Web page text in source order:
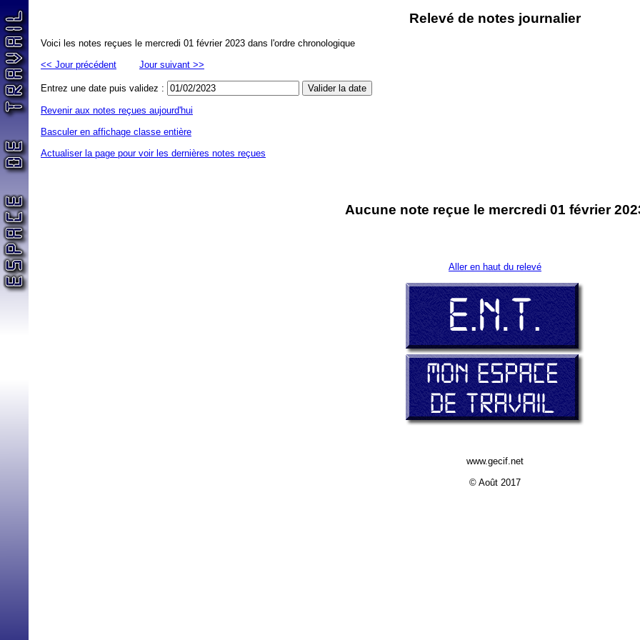
Relevé de notes journalier
Voici les notes reçues le mercredi 01 février 2023 dans l'ordre chronologique
<< Jour précédent
Jour suivant >>
Entrez une date puis validez :
Revenir aux notes reçues aujourd'hui
Basculer en affichage classe entière
Actualiser la page pour voir les dernières notes reçues
Aucune note reçue le mercredi 01 février
Aller en haut du relevé
www.gecif.net
© Août 2017